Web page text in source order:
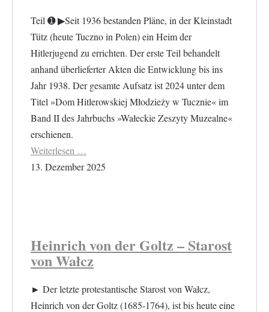
Teil ➊ ▶︎Seit 1936 bestanden Pläne, in der Kleinstadt
Tütz (heute Tuczno in Polen) ein Heim der
Hitlerjugend zu errichten. Der erste Teil behandelt
anhand überlieferter Akten die Entwicklung bis ins
Jahr 1938. Der gesamte Aufsatz ist 2024 unter dem
Titel »Dom Hitlerowskiej Młodzieży w Tucznie« im
Band II des Jahrbuchs »Wałeckie Zeszyty Muzealne«
erschienen.
Weiterlesen …
13. Dezember 2025
Heinrich von der Goltz – Starost
von Wałcz
► Der letzte protestantische Starost von Wałcz,
Heinrich von der Goltz (1685-1764), ist bis heute eine